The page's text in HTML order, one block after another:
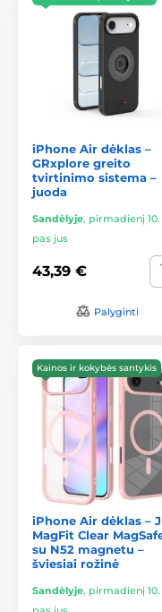
iPhone Air dėklas –
GRxplore greito
tvirtinimo sistema –
juoda
Sandėlyje, pirmadienį 10.
pas jus
43,39 €
Palyginti
Kainos ir kokybės santykis
iPhone Air dėklas –
MagFit Clear
su N52 magnetu –
šviesiai rožinė
Sandėlyje, pirmadienį 10.